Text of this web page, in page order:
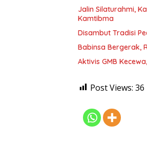
Jalin Silaturahmi,
Kamtibma
Disambut Tradisi
Babinsa Bergerak,
Aktivis GMB
Post Views: 36